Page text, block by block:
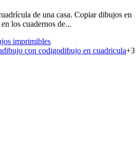
de una casa. Copiar dibujos en
los cuadernos de...
imprimibles
dibujo con codigodibujo en cuadricula+3